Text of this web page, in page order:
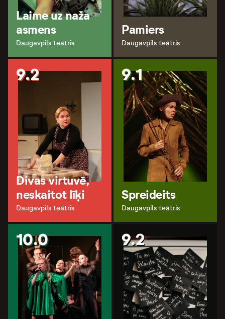
Laime uz naža
asmens
Daugavpils teātris
Pamiers
Daugavpils teātris
9.2
Divas virtuvē,
neskaitot līķi
Daugavpils teātris
9.1
Spreideits
Daugavpils teātris
10.0 9.2